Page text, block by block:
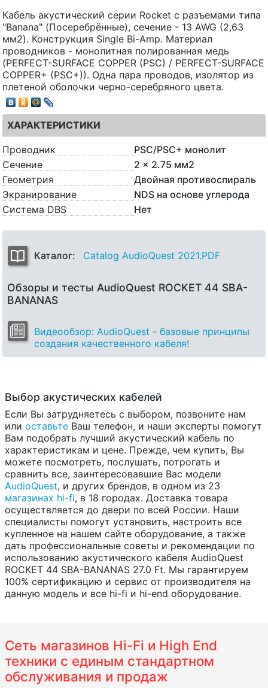
Кабель акустический серии Rocket с разъемами типа
"Banana" (Посеребрённые), сечение - 13 AWG (2,63
мм2). Конструкция Single Bi-Amp. Материал
проводников - монолитная полированная медь
(PERFECT-SURFACE COPPER (PSC) / PERFECT-SURFACE
COPPER+ (PSC+)). Одна пара проводов, изолятор из
плетеной оболочки черно-серебряного цвета.
ХАРАКТЕРИСТИКИ
Проводник
PSC/PSC+ монолит
Сечение
2 x 2.75 мм2
Геометрия
Двойная противоспираль
Экранирование
NDS на основе углерода
Система DBS
Нет
Каталог: Catalog AudioQuest 2021.PDF
Обзоры и тесты AudioQuest ROCKET 44 SBA-
BANANAS
Видеообзор: AudioQuest - базовые принципы
создания качественного кабеля!
Выбор акустических кабелей
Если Вы затрудняетесь с выбором, позвоните нам
или оставьте Ваш телефон, и наши эксперты помогут
Вам подобрать лучший акустический кабель по
характеристикам и цене. Прежде, чем купить, Вы
можете посмотреть, послушать, потрогать и
сравнить все, заинтересовавшие Вас модели
AudioQuest, и других брендов, в одном из 23
магазинах hi-fi, в 18 городах. Доставка товара
осуществляется до двери по всей России. Наши
специалисты помогут установить, настроить все
купленное на нашем сайте оборудование, а также
дать профессиональные советы и рекомендации по
использованию акустического кабеля AudioQuest
ROCKET 44 SBA-BANANAS 27.0 Ft. Мы гарантируем
100% сертификацию и сервис от производителя на
данную модель и все hi-fi и hi-end оборудование.
Сеть магазинов Hi-Fi и High End
техники с единым стандартном
обслуживания и продаж